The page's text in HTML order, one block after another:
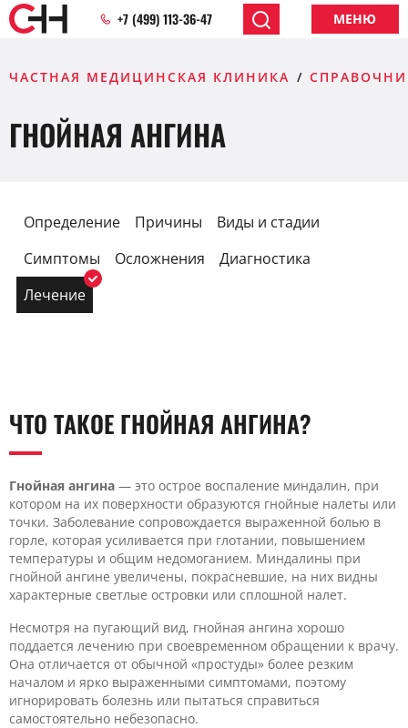
+7 (499) 113-36-47 МЕНЮ
ЧАСТНАЯ МЕДИЦИНСКАЯ КЛИНИКА
ГНОЙНАЯ АНГИНА
Определение Причины
Виды и стадии
Симптомы
Осложнения
Диагностика
Лечение
ЧТО ТАКОЕ ГНОЙНАЯ АНГИНА?
Гнойная ангина — это острое воспаление миндалин, при
котором на их поверхности образуются гнойные налеты или
точки. Заболевание сопровождается выраженной болью в
горле, которая усиливается при глотании, повышением
температуры и общим недомоганием. Миндалины при
гнойной ангине увеличены, покрасневшие, на них видны
характерные светлые островки или сплошной налет.
Несмотря на пугающий вид, гнойная ангина хорошо
поддается лечению при своевременном обращении к врачу.
Она отличается от обычной «простуды» более резким
началом и ярко выраженными симптомами, поэтому
игнорировать болезнь или пытаться справиться
самостоятельно небезопасно.